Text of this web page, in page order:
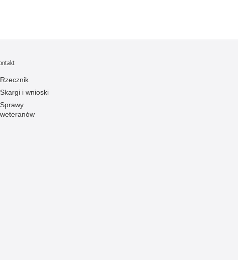
Opinia publiczna
Oszustwa
Pedofilia, pornografia dziecięca
Piractwo przemysłowe
Rzecznik
Skargi i wnioski
Sprawy
weteranów